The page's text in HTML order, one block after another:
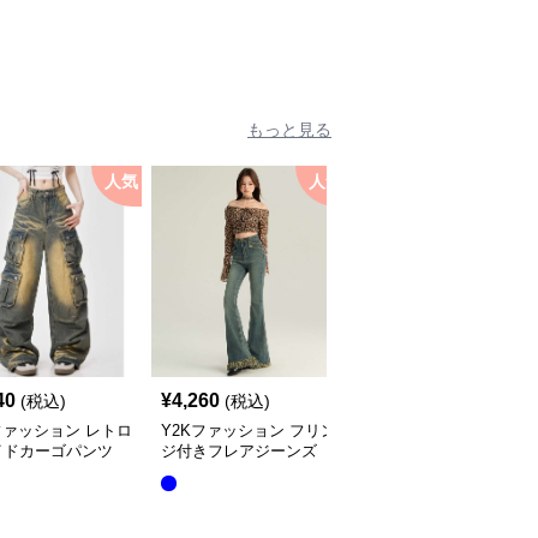
もっと見る
人気
(税込)
ッション レトロ
ドカーゴパンツ
人気
¥4,260 (税込)
Y2Kファッション フリン
ジ付きフレアジーンズ